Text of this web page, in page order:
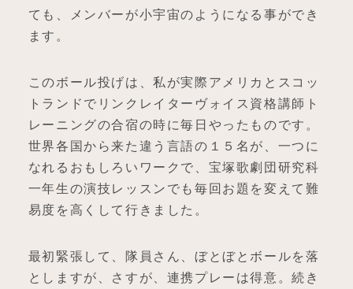
ても、メンバーが小宇宙のようになる事ができ
ます。
このボール投げは、私が実際アメリカとスコッ
トランドでリンクレイターヴォイス資格講師ト
レーニングの合宿の時に毎日やったものです。
世界各国から来た違う言語の１５名が、一つに
なれるおもしろいワークで、宝塚歌劇団研究科
一年生の演技レッスンでも毎回お題を変えて難
易度を高くして行きました。
最初緊張して、隊員さん、ぼとぼとボールを落
としますが、さすが、連携プレーは得意。続き